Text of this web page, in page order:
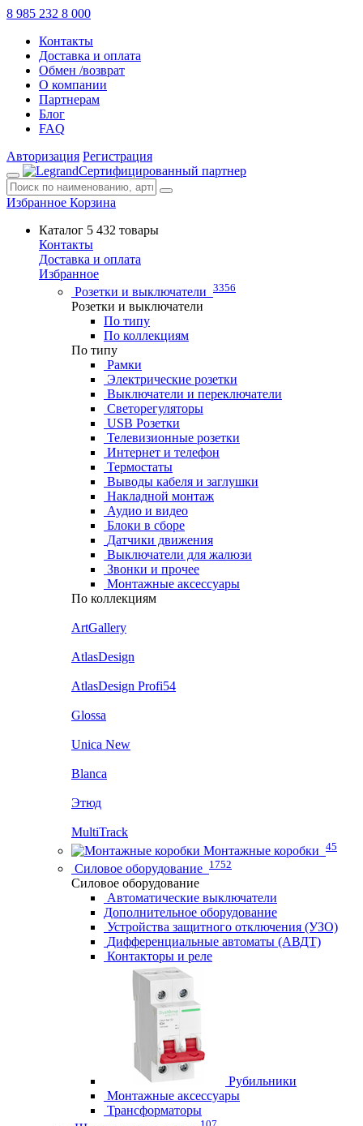
8 985 232 8 000
Контакты
Доставка и оплата
Обмен /возврат
О компании
Партнерам
Блог
FAQ
Авторизация Регистрация
Сертифицированный партнер
Избранное Корзина
Каталог 5 432 товары
Контакты
Доставка и оплата
Избранное
Розетки и выключатели 3356
Розетки и выключатели
По типу
По коллекциям
По типу
Рамки
Электрические розетки
Выключатели и переключатели
Светорегуляторы
USB Розетки
Телевизионные розетки
Интернет и телефон
Термостаты
Выводы кабеля и заглушки
Накладной монтаж
Аудио и видео
Блоки в сборе
Датчики движения
Выключатели для жалюзи
Звонки и прочее
Монтажные аксессуары
По коллекциям
ArtGallery
AtlasDesign
AtlasDesign Profi54
Glossa
Unica New
Blanca
Этюд
MultiTrack
Монтажные коробки 45
Силовое оборудование 1752
Силовое оборудование
Автоматические выключатели
Дополнительное оборудование
Устройства защитного отключения (УЗО)
Дифференциальные автоматы (АВДТ)
Контакторы и реле
Рубильники
Монтажные аксессуары
Трансформаторы